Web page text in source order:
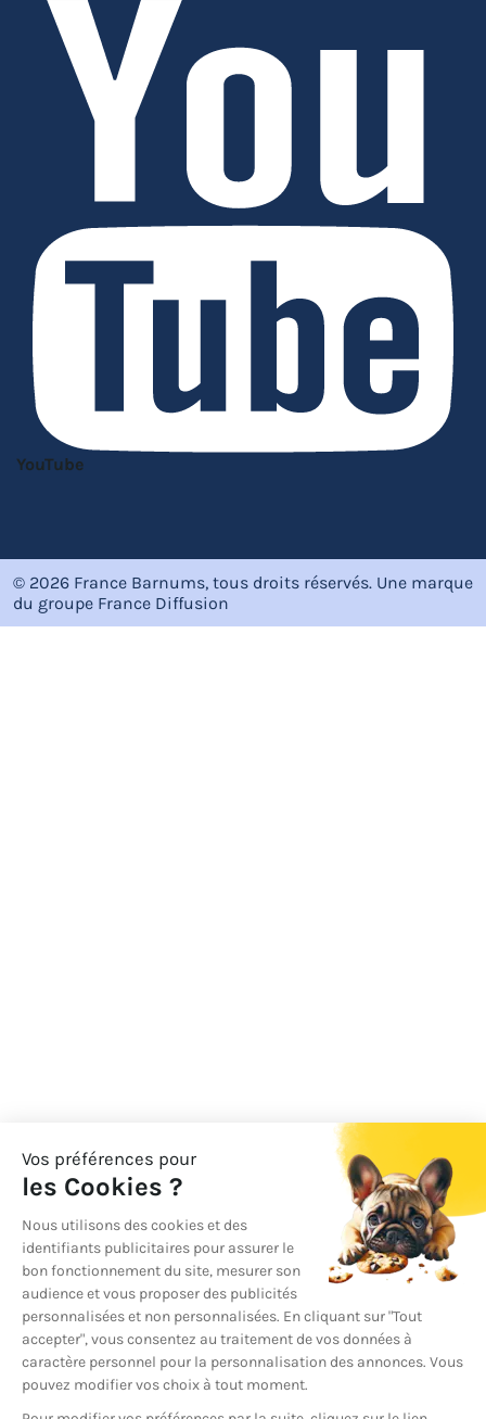
YouTube
© 2026 France Barnums, tous droits réservés. Une marque
du groupe France Diffusion